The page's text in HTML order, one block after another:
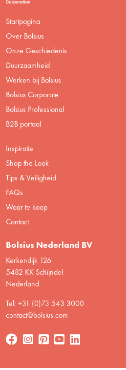
Startpagina
Over Bolsius
Onze Geschiedenis
Duurzaamheid
Werken bij Bolsius
Bolsius Corporate
Bolsius Professional
B2B portaal
Inspiratie
Shop the Look
Tips & Veiligheid
FAQs
Waar te koop
Contact
Bolsius Nederland BV
Kerkendijk 126
5482 KK Schijndel
Nederland
Tel: +31 (0)73 543 3000
contact@bolsius.com